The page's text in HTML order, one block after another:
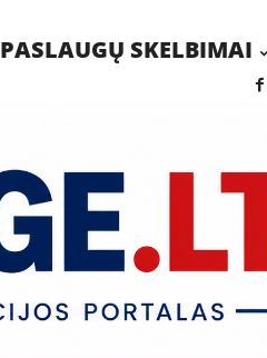
PASLAUGŲ SKELBIMAI